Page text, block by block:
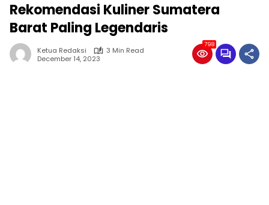
Rekomendasi Kuliner Sumatera
Barat Paling Legendaris
Ketua Redaksi
3 Min Read
December 14, 2023
798